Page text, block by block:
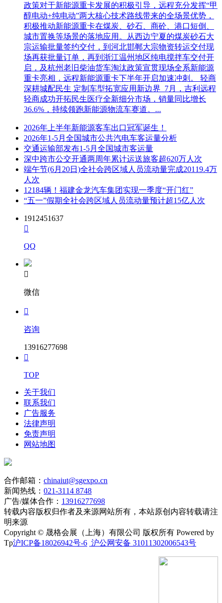
政策对于新能源重卡发展的积极引导，远程充分发挥“甲
醇电动+纯电动”两大核心技术路线带来的全场景优势，
积极推动新能源重卡在煤炭、砂石、商砼、港口短倒、
城市置换等场景的落地应用。从西边宁夏的煤炭砂石大
宗运输批量签约交付，到河北邯郸大宗物资转运交付现
场再获批量订单，再到浙江温州地区纯电搅拌车交付开
启，及杭州老旧柴油货车淘汰政策宣贯现场全系新能源
重卡亮相，远程新能源重卡下半年开启加速冲刺。 轻商
深耕城配民生 定制车型拓宽应用新边界 7月，吉利远程
轻商成功开拓民生医疗全新细分市场，销量同比增长
36.6%，持续领跑新能源物流车赛道。...
2026年上半年新能源客车出口冠军诞生！
2026年1-5月全国城市公共汽电车客运量分析
交通运输部发布1-5月全国城市客运量
深中跨市公交开通两周年累计运送旅客超620万人次
端午节(6月20日)全社会跨区域人员流动量完成20119.4万
人次
12184辆！福建金龙汽车集团实现一季度“开门红”
“五一”假期全社会跨区域人员流动量预计超15亿人次
1912451637

QQ

微信

咨询
13916277698

TOP
关于我们
联系我们
广告服务
法律声明
免责声明
网站地图
合作邮箱： chinaiut@sgexpo.cn
新闻热线： 021-3114 8748
广告/媒体合作： 13916277698
转载内容版权归作者及来源网站所有，本站原创内容转载请注
明来源
Copyright © 晟格会展（上海）有限公司 版权所有 Powered by
Tp沪ICP备18026942号-6 沪公网安备 31011302006543号